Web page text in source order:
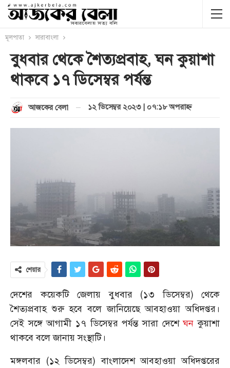
মূলপাতা সারাবাংলা
বুধবার থেকে শৈত্যপ্রবাহ, ঘন কুয়াশা
থাকবে ১৭ ডিসেম্বর পর্যন্ত
আজকের বেলা ১২ ডিসেম্বর ২০২৩ | ০৭:১৮ অপরাহ্ণ
শেয়ার
দেশের কয়েকটি জেলায় বুধবার (১৩ ডিসেম্বর) থেকে
শৈত্যপ্রবাহ শুরু হবে বলে জানিয়েছে আবহাওয়া অধিদপ্তর।
সেই সঙ্গে আগামী ১৭ ডিসেম্বর পর্যন্ত সারা দেশেঘন কুয়াশা
থাকবে বলে জানায় সংস্থাটি।
মঙ্গলবার (১২ ডিসেম্বর) বাংলাদেশ আবহাওয়া অধিদপ্তরের